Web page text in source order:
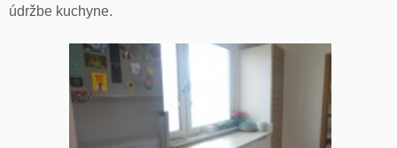
údržbe kuchyne.